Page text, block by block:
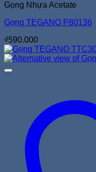
Gọng Nhựa Acetate
Gọng TEGANO P80136
₫590.000